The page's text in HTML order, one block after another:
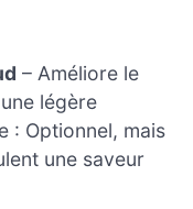
– Améliore le
légère
: Optionnel, mais
une saveur